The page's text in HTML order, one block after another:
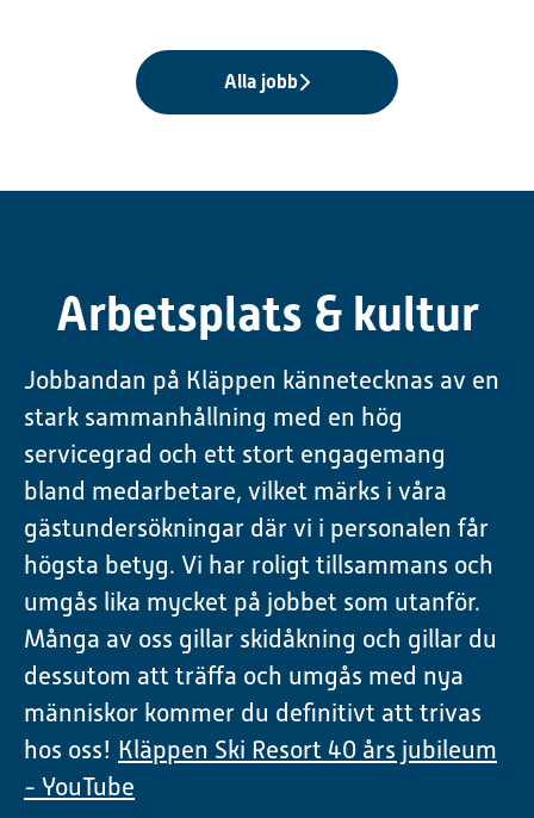
Alla jobb
Arbetsplats & kultur
Jobbandan på Kläppen kännetecknas av en
stark sammanhållning med en hög
servicegrad och ett stort engagemang
bland medarbetare, vilket märks i våra
gästundersökningar där vi i personalen får
högsta betyg. Vi har roligt tillsammans och
umgås lika mycket på jobbet som utanför.
Många av oss gillar skidåkning och gillar du
dessutom att träffa och umgås med nya
människor kommer du definitivt att trivas
hos oss! Kläppen Ski Resort 40 års jubileum
- YouTube